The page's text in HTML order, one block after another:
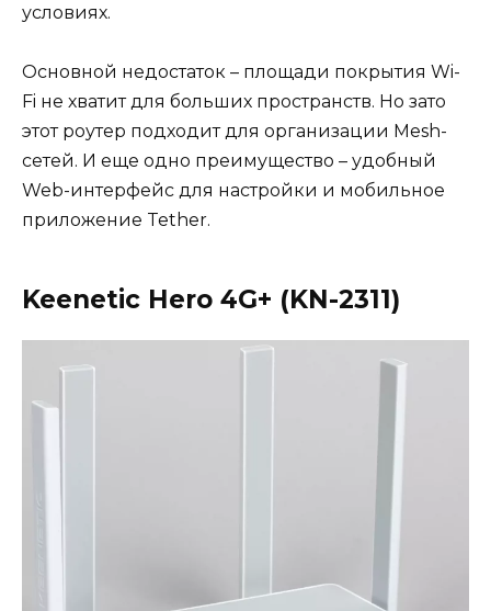
условиях.
Основной недостаток – площади покрытия Wi-
Fi не хватит для больших пространств. Но зато
этот роутер подходит для организации Mesh-
сетей. И еще одно преимущество – удобный
Web-интерфейс для настройки и мобильное
приложение Tether.
Keenetic Hero 4G+ (KN-2311)